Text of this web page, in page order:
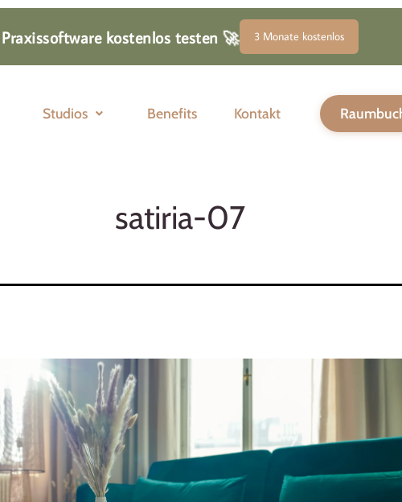
Praxissoftware kostenlos testen
🚀
3 Monate kostenlos
Studios Benefits Kontakt
satiria-07